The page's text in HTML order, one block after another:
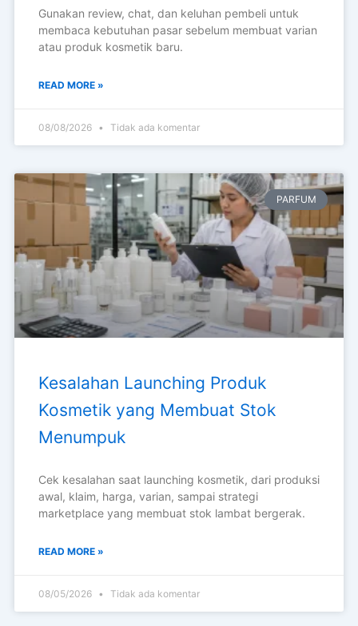
Gunakan review, chat, dan keluhan pembeli untuk
membaca kebutuhan pasar sebelum membuat varian
atau produk kosmetik baru.
READ MORE »
08/08/2026 Tidak ada komentar
PARFUM
Kesalahan Launching Produk
Kosmetik yang Membuat Stok
Menumpuk
Cek kesalahan saat launching kosmetik, dari produksi
awal, klaim, harga, varian, sampai strategi
marketplace yang membuat stok lambat bergerak.
READ MORE »
08/05/2026 Tidak ada komentar